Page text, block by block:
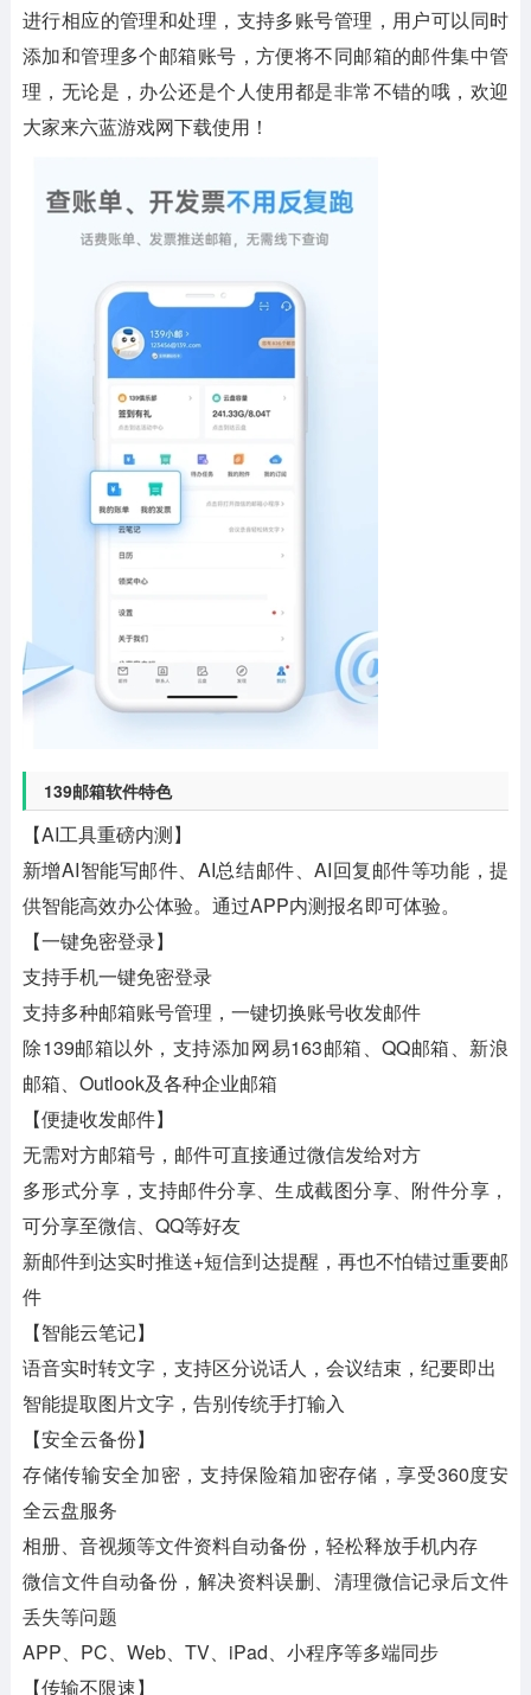
进行相应的管理和处理，支持多账号管理，用户可以同时
添加和管理多个邮箱账号，方便将不同邮箱的邮件集中管
理，无论是，办公还是个人使用都是非常不错的哦，欢迎
大家来六蓝游戏网下载使用！
139邮箱软件特色
【AI工具重磅内测】
新增AI智能写邮件、AI总结邮件、AI回复邮件等功能，提
供智能高效办公体验。通过APP内测报名即可体验。
【一键免密登录】
支持手机一键免密登录
支持多种邮箱账号管理，一键切换账号收发邮件
除139邮箱以外，支持添加网易163邮箱、QQ邮箱、新浪
邮箱、Outlook及各种企业邮箱
【便捷收发邮件】
无需对方邮箱号，邮件可直接通过微信发给对方
多形式分享，支持邮件分享、生成截图分享、附件分享，
可分享至微信、QQ等好友
新邮件到达实时推送+短信到达提醒，再也不怕错过重要邮
件
【智能云笔记】
语音实时转文字，支持区分说话人，会议结束，纪要即出
智能提取图片文字，告别传统手打输入
【安全云备份】
存储传输安全加密，支持保险箱加密存储，享受360度安
全云盘服务
相册、音视频等文件资料自动备份，轻松释放手机内存
微信文件自动备份，解决资料误删、清理微信记录后文件
丢失等问题
APP、PC、Web、TV、iPad、小程序等多端同步
【传输不限速】